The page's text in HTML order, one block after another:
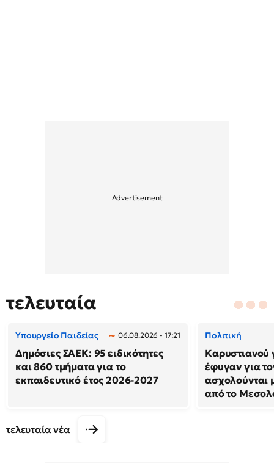
τελευταία
Υπουργείο Παιδείας 06.08.2026 - 17:21
Δημόσιες ΣΑΕΚ: 95 ειδικότητες
και 860 τμήματα για το
εκπαιδευτικό έτος 2026-2027
Πολιτική
έφυγαν για
ασχολούνται
από το
τελευταία νέα